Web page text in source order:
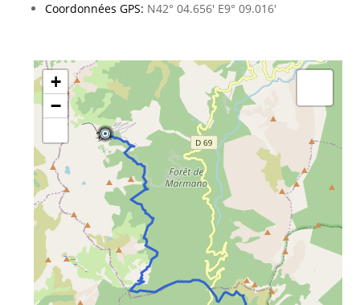
Coordonnées GPS: N42° 04.656′ E9° 09.016′
+
−